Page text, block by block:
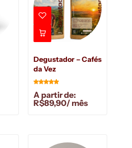
Degustador – Cafés
da Vez
A partir de:
R$89,90/ mês